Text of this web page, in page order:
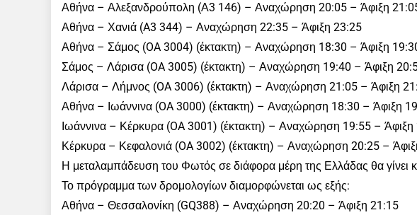
Αθήνα – Αλεξανδρούπολη (Α3 146) – Αναχώρηση 20:05 – Άφιξη
Αθήνα – Χανιά (A3 344) – Αναχώρηση 22:35 – Άφιξη 23:25
Αθήνα – Σάμος (OA 3004) (έκτακτη) – Αναχώρηση 18:30 – Άφιξη
Σάμος – Λάρισα (OA 3005) (έκτακτη) – Αναχώρηση 19:40 – Άφιξη
Λάρισα – Λήμνος (OA 3006) (έκτακτη) – Αναχώρηση 21:05 – Άφιξη
Αθήνα – Ιωάννινα (OA 3000) (έκτακτη) – Αναχώρηση 18:30 – Άφιξη
Ιωάννινα – Κέρκυρα (OA 3001) (έκτακτη) – Αναχώρηση 19:55 – Άφιξη
Κέρκυρα – Κεφαλονιά (OA 3002) (έκτακτη) – Αναχώρηση 20:25 –
Η μεταλαμπάδευση του Φωτός σε διάφορα μέρη της Ελλάδας θα γίνει
Το πρόγραμμα των δρομολογίων διαμορφώνεται ως εξής:
Αθήνα – Θεσσαλονίκη (GQ388) – Αναχώρηση 20:20 – Άφιξη 21:15